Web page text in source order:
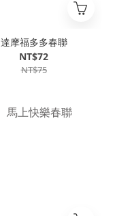
達摩福多多春聯
NT$72
NT$75